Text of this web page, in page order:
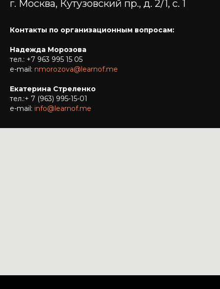
г. Москва, Кутузовский пр., д. 2/1, с. 1
Контакты по организационным вопросам:
Надежда Морозова
тел.: +7 963 995 15 05
e-mail: nmorozova@learnof.me
Екатерина Стреленко
тел.:+ 7 (963) 995-15-01
e-mail: info@learnof.me